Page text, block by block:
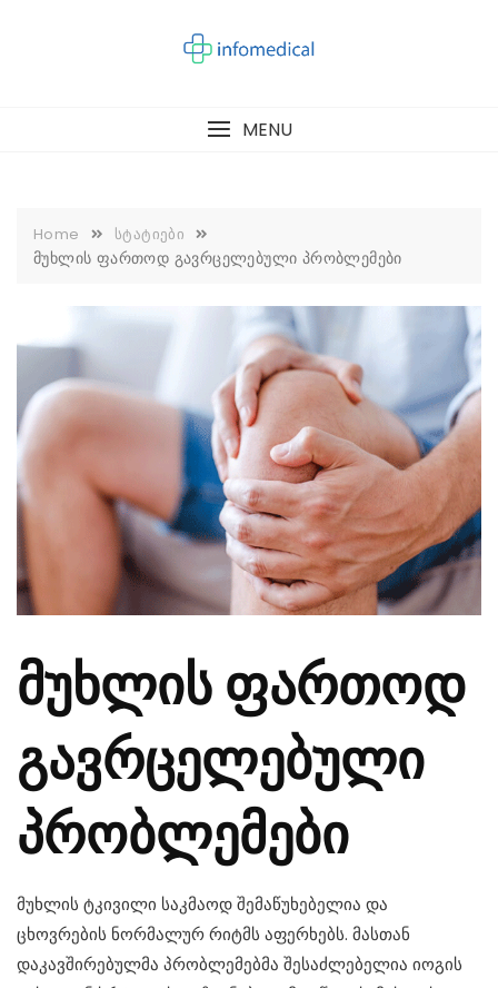
MENU
Home სტატიები
მუხლის ფართოდ გავრცელებული პრობლემები
მუხლის ფართოდ
გავრცელებული
პრობლემები
მუხლის ტკივილი საკმაოდ შემაწუხებელია და
ცხოვრების ნორმალურ რიტმს აფერხებს. მასთან
დაკავშირებულმა პრობლემებმა შესაძლებელია იოგის